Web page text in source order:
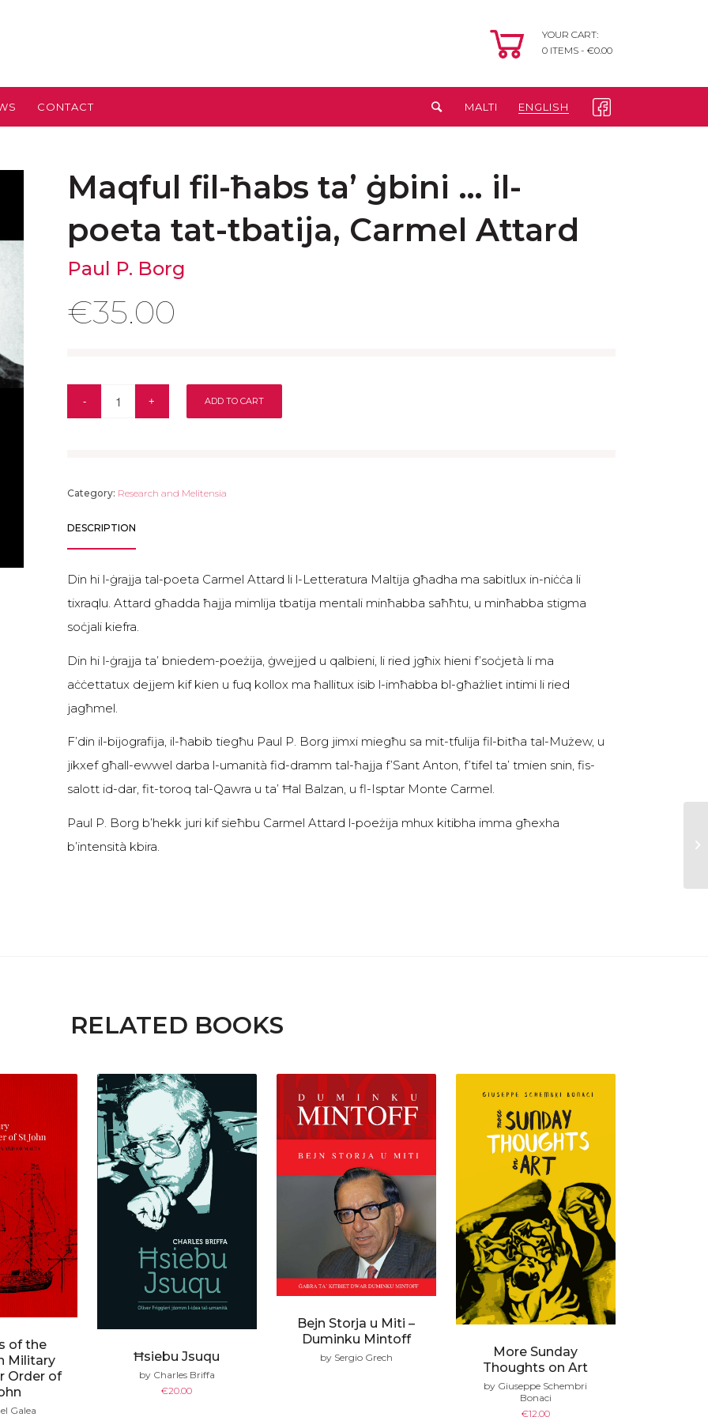
YOUR CART:
0ITEMS - €0.00
CONTACT ENGLISH
MALTI
Maqful fil-ħabs ta’ ġbini … il-
poeta tat-tbatija, Carmel Attard
Paul P. Borg
€35.00
ADD TO CART
Category: Research and Melitensia
DESCRIPTION
Din hi l-ġrajja tal-poeta Carmel Attard li l-Letteratura Maltija għadha ma sabitlux in-niċċa li
tixraqlu. Attard għadda ħajja mimlija tbatija mentali minħabba saħħtu, u minħabba stigma
soċjali kiefra.
Din hi l-ġrajja ta’ bniedem-poeżija, ġwejjed u qalbieni, li ried jgħix hieni f’soċjetà li ma
aċċettatux dejjem kif kien u fuq kollox ma ħallitux isib l-imħabba bl-għażliet intimi li ried
jagħmel.
F’din il-bijografija, il-ħabib tiegħu Paul P. Borg jimxi miegħu sa mit-tfulija fil-bitħa tal-Mużew, u
jikxef għall-ewwel darba l-umanità fid-dramm tal-ħajja f’Sant Anton, f’tifel ta’ tmien snin, fis-
salott id-dar, fit-toroq tal-Qawra u ta’ Ħal Balzan, u fl-Isptar Monte Carmel.
Paul P. Borg b’hekk juri kif sieħbu Carmel Attard l-poeżija mhux kitibha imma għexha
b’intensità kbira.
RELATED BOOKS
of the
Military
Order of
Galea
Ħsiebu Jsuqu
by Charles Briffa
€20.00
Bejn Storja u Miti –
Duminku Mintoff
by Sergio Grech
More Sunday
Thoughts on Art
by Giuseppe Schembri
Bonaci
€12.00